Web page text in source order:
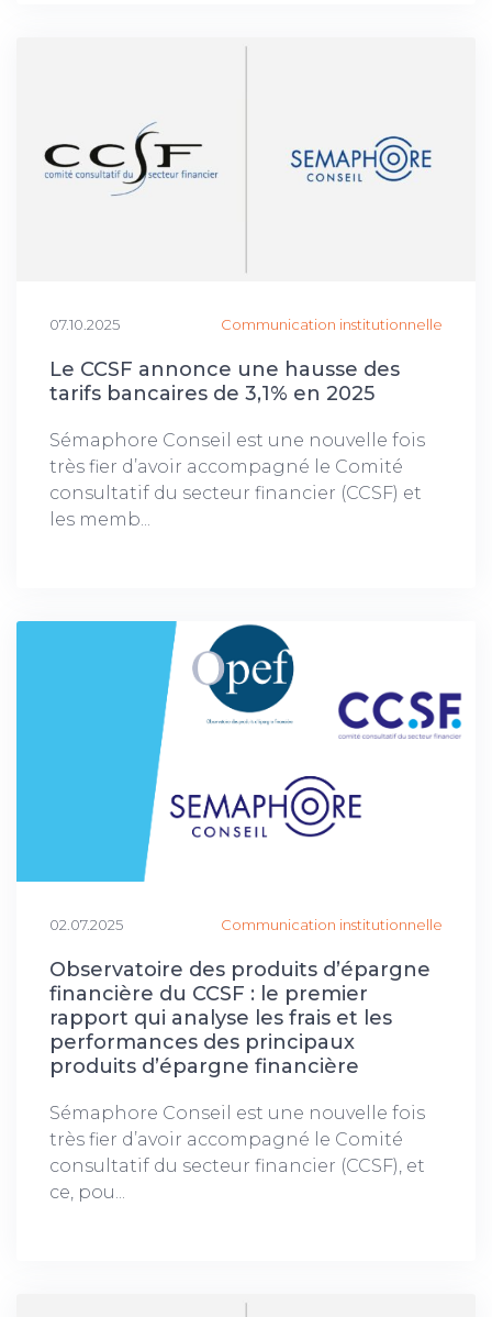
07.10.2025 Communication institutionnelle
Le CCSF annonce une hausse des
tarifs bancaires de 3,1% en 2025
Sémaphore Conseil est une nouvelle fois
très fier d’avoir accompagné le Comité
consultatif du secteur financier (CCSF) et
les memb...
02.07.2025 Communication institutionnelle
Observatoire des produits d’épargne
financière du CCSF : le premier
rapport qui analyse les frais et les
performances des principaux
produits d’épargne financière
Sémaphore Conseil est une nouvelle fois
très fier d’avoir accompagné le Comité
consultatif du secteur financier (CCSF), et
ce, pou...